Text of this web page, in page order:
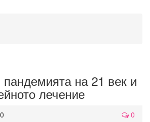
на 21 век и
лечение
0